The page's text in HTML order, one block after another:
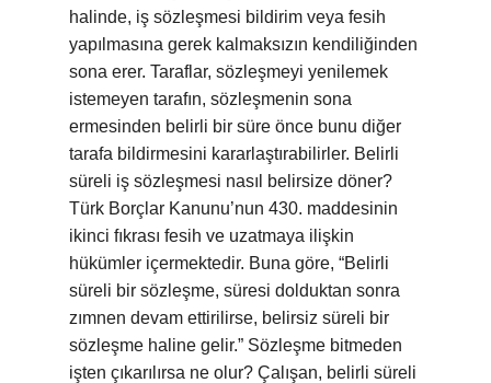
halinde, iş sözleşmesi bildirim veya fesih
yapılmasına gerek kalmaksızın kendiliğinden
sona erer. Taraflar, sözleşmeyi yenilemek
istemeyen tarafın, sözleşmenin sona
ermesinden belirli bir süre önce bunu diğer
tarafa bildirmesini kararlaştırabilirler. Belirli
süreli iş sözleşmesi nasıl belirsize döner?
Türk Borçlar Kanunu’nun 430. maddesinin
ikinci fıkrası fesih ve uzatmaya ilişkin
hükümler içermektedir. Buna göre, “Belirli
süreli bir sözleşme, süresi dolduktan sonra
zımnen devam ettirilirse, belirsiz süreli bir
sözleşme haline gelir.” Sözleşme bitmeden
işten çıkarılırsa ne olur? Çalışan, belirli süreli